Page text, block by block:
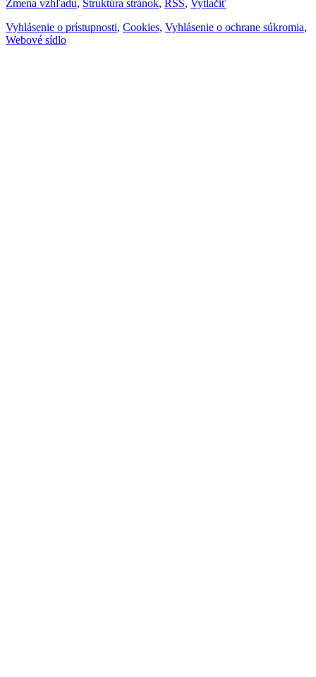
Zmena vzhľadu, Štruktúra stránok, RSS, Vytlačiť
Vyhlásenie o prístupnosti, Cookies, Vyhlásenie o ochrane súkromia,
Webové sídlo